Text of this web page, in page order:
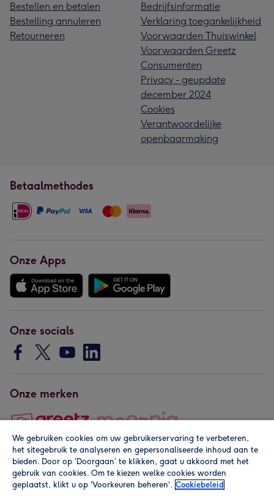
Bestellen en betalen
Bestelling annuleren
Retourneren
Bedrijfsinformatie
Verklaring toegankelijkheid
Voorwaarden Thuiswinkel
Voorwaarden Greetz
Consumenten
Privacy - geupdate
december 2024
Cookies
Verantwoordelijke
openbaarmaking
Betaalmethodes
Onze Apps
Onze socials
Onze merken
Copyright © 2026 by Greetz
We gebruiken cookies om uw gebruikerservaring te verbeteren,
het sitegebruik te analyseren en gepersonaliseerde inhoud aan te
bieden. Door op ‘Doorgaan’ te klikken, gaat u akkoord met het
gebruik van cookies. Om te kiezen welke cookies worden
geplaatst, klikt u op 'Voorkeuren beheren'. Cookiebeleid